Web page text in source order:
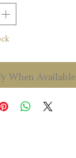
When Available